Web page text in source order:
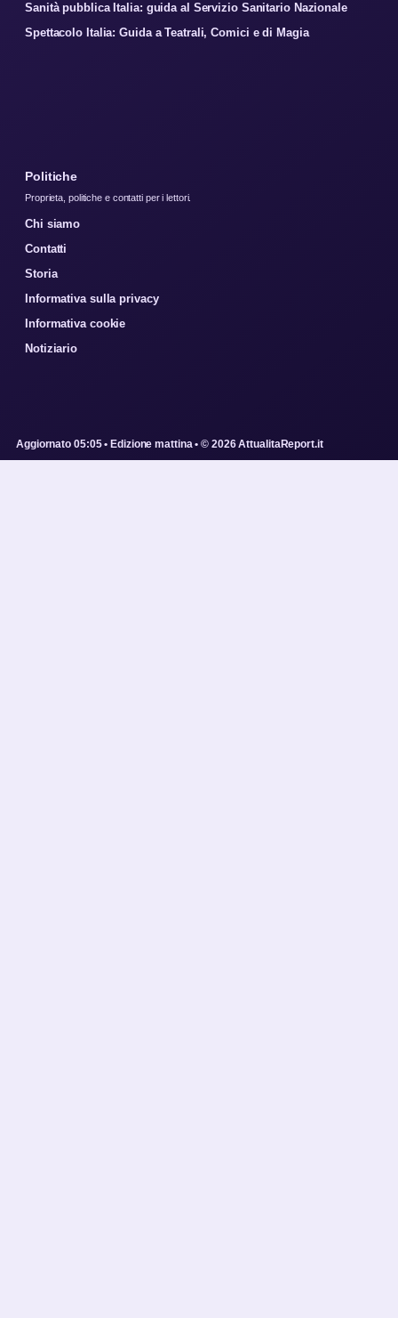
Sanità pubblica Italia: guida al Servizio Sanitario Nazionale
Spettacolo Italia: Guida a Teatrali, Comici e di Magia
Politiche
Proprieta, politiche e contatti per i lettori.
Chi siamo
Contatti
Storia
Informativa sulla privacy
Informativa cookie
Notiziario
Aggiornato 05:05 • Edizione mattina • © 2026 AttualitaReport.it